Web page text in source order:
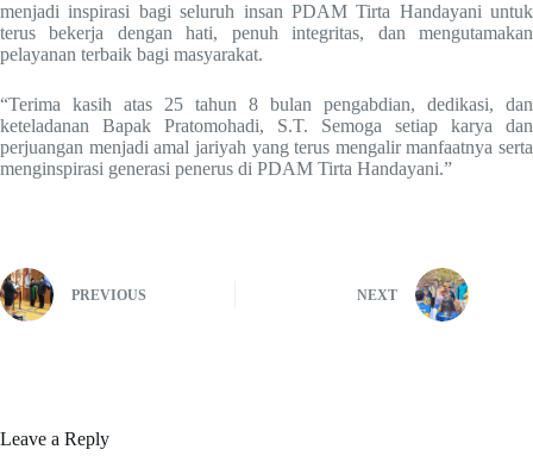
menjadi inspirasi bagi seluruh insan PDAM Tirta Handayani untuk
terus bekerja dengan hati, penuh integritas, dan mengutamakan
pelayanan terbaik bagi masyarakat.
“Terima kasih atas 25 tahun 8 bulan pengabdian, dedikasi, dan
keteladanan Bapak Pratomohadi, S.T. Semoga setiap karya dan
perjuangan menjadi amal jariyah yang terus mengalir manfaatnya serta
menginspirasi generasi penerus di PDAM Tirta Handayani.”
PREVIOUS NEXT
Leave a Reply